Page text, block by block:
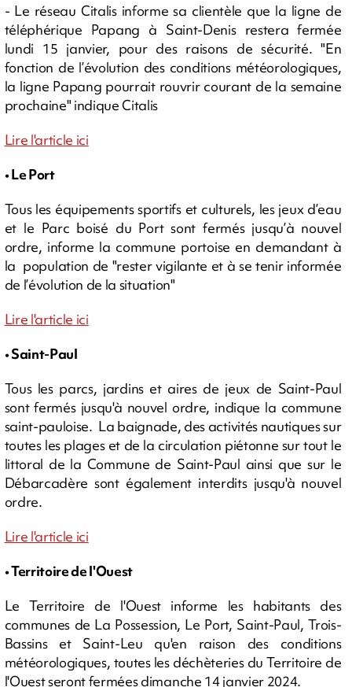
- Le réseau Citalis informe sa clientèle que la ligne de
téléphérique Papang à Saint-Denis restera fermée
lundi 15 janvier, pour des raisons de sécurité. "En
fonction de l’évolution des conditions météorologiques,
la ligne Papang pourrait rouvrir courant de la semaine
prochaine" indique Citalis
Lire l'article ici
• Le Port
Tous les équipements sportifs et culturels, les jeux d’eau
et le Parc boisé du Port sont fermés jusqu’à nouvel
ordre, informe la commune portoise en demandant à
la population de "rester vigilante et à se tenir informée
de l’évolution de la situation"
Lire l'article ici
• Saint-Paul
Tous les parcs, jardins et aires de jeux de Saint-Paul
sont fermés jusqu'à nouvel ordre, indique la commune
saint-pauloise. La baignade, des activités nautiques sur
toutes les plages et de la circulation piétonne sur tout le
littoral de la Commune de Saint-Paul ainsi que sur le
Débarcadère sont également interdits jusqu'à nouvel
ordre.
Lire l'article ici
• Territoire de l'Ouest
Le Territoire de l'Ouest informe les habitants des
communes de La Possession, Le Port, Saint-Paul, Trois-
Bassins et Saint-Leu qu'en raison des conditions
météorologiques, toutes les déchèteries du Territoire de
l'Ouest seront fermées dimanche 14 janvier 2024.